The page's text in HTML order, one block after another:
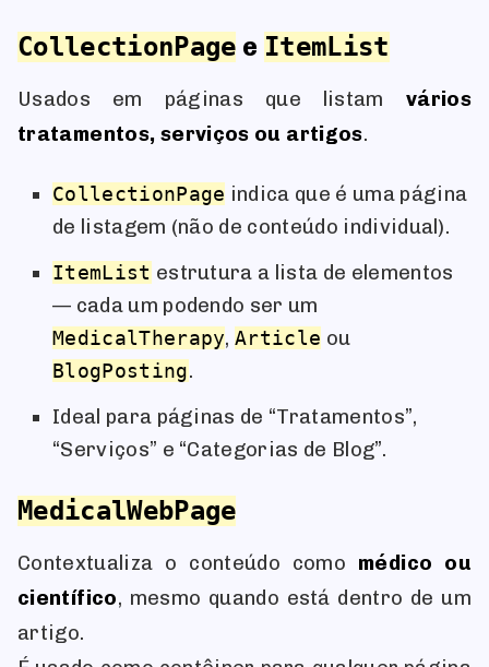
CollectionPage e ItemList
Usados em páginas que listam vários
tratamentos, serviços ou artigos.
CollectionPage indica que é uma página
de listagem (não de conteúdo individual).
ItemList estrutura a lista de elementos
— cada um podendo ser um
MedicalTherapy,Article ou
BlogPosting.
Ideal para páginas de “Tratamentos”,
“Serviços” e “Categorias de Blog”.
MedicalWebPage
Contextualiza o conteúdo como médico ou
científico, mesmo quando está dentro de um
artigo.